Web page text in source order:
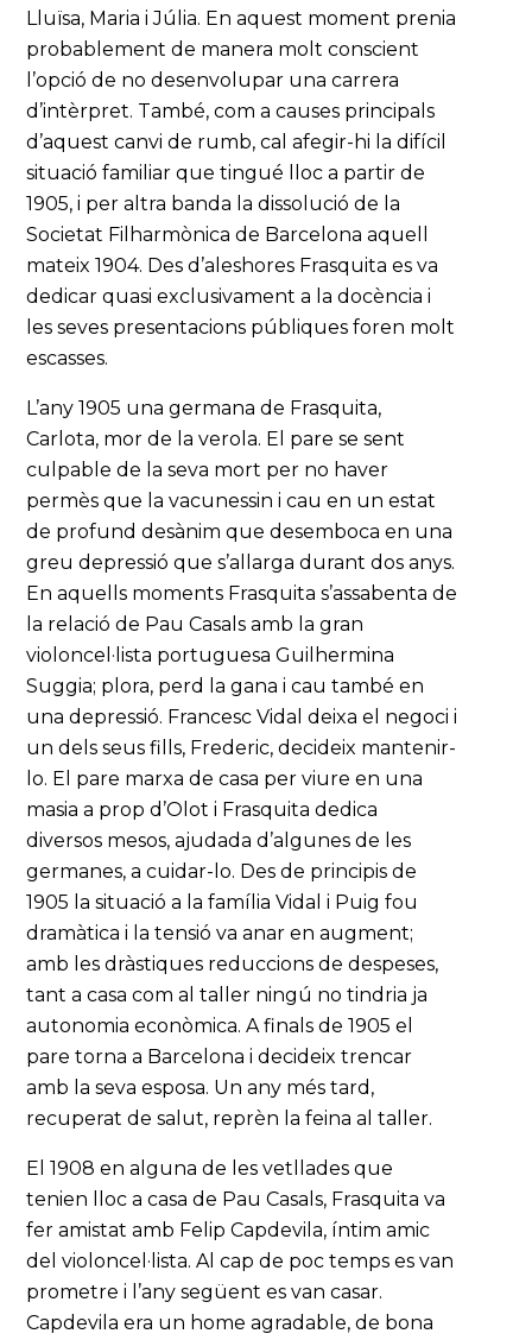
Lluïsa, Maria i Júlia. En aquest moment prenia
probablement de manera molt conscient
l’opció de no desenvolupar una carrera
d’intèrpret. També, com a causes principals
d’aquest canvi de rumb, cal afegir-hi la difícil
situació familiar que tingué lloc a partir de
1905, i per altra banda la dissolució de la
Societat Filharmònica de Barcelona aquell
mateix 1904. Des d’aleshores Frasquita es va
dedicar quasi exclusivament a la docència i
les seves presentacions públiques foren molt
escasses.
L’any 1905 una germana de Frasquita,
Carlota, mor de la verola. El pare se sent
culpable de la seva mort per no haver
permès que la vacunessin i cau en un estat
de profund desànim que desemboca en una
greu depressió que s’allarga durant dos anys.
En aquells moments Frasquita s’assabenta de
la relació de Pau Casals amb la gran
violoncel·lista portuguesa Guilhermina
Suggia; plora, perd la gana i cau també en
una depressió. Francesc Vidal deixa el negoci i
un dels seus fills, Frederic, decideix mantenir-
lo. El pare marxa de casa per viure en una
masia a prop d’Olot i Frasquita dedica
diversos mesos, ajudada d’algunes de les
germanes, a cuidar-lo. Des de principis de
1905 la situació a la família Vidal i Puig fou
dramàtica i la tensió va anar en augment;
amb les dràstiques reduccions de despeses,
tant a casa com al taller ningú no tindria ja
autonomia econòmica. A finals de 1905 el
pare torna a Barcelona i decideix trencar
amb la seva esposa. Un any més tard,
recuperat de salut, reprèn la feina al taller.
El 1908 en alguna de les vetllades que
tenien lloc a casa de Pau Casals, Frasquita va
fer amistat amb Felip Capdevila, íntim amic
del violoncel·lista. Al cap de poc temps es van
prometre i l’any següent es van casar.
Capdevila era un home agradable, de bona